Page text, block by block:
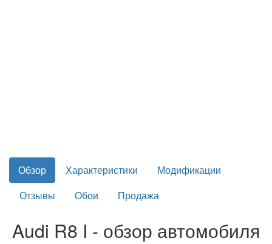
Обзор Характеристики
Модификации
Отзывы
Обои Продажа
Audi R8 I - обзор автомобиля